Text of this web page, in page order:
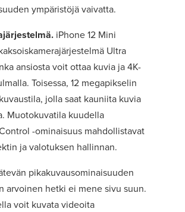
ympäristöjä vaivatta.
iPhone 12 Mini
Ultra
ansiosta voit ottaa kuvia ja 4K-
Toisessa, 12 megapikselin
jolla saat kauniita kuvia
Muotokuvatila kuudella
-ominaisuus mahdollistavat
ja valotuksen hallinnan.
pikakuvausominaisuuden
arvoinen hetki ei mene sivu suun.
voit kuvata videoita